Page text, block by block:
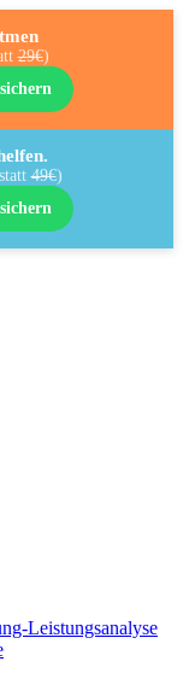
29€)
49€)
Leistungsanalyse